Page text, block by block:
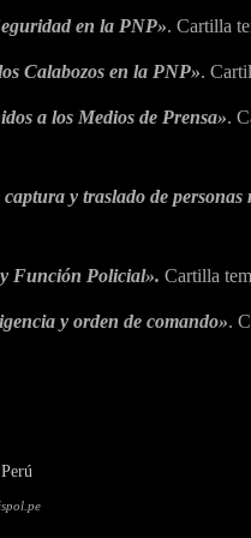
en la PNP». Cartilla
Calabozos en la PNP».
a los Medios de Prensa».
y traslado de personas
Función Policial». Cartilla
y orden de comando».